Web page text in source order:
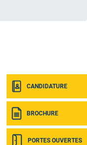
CANDIDATURE
BROCHURE
PORTES OUVERTES